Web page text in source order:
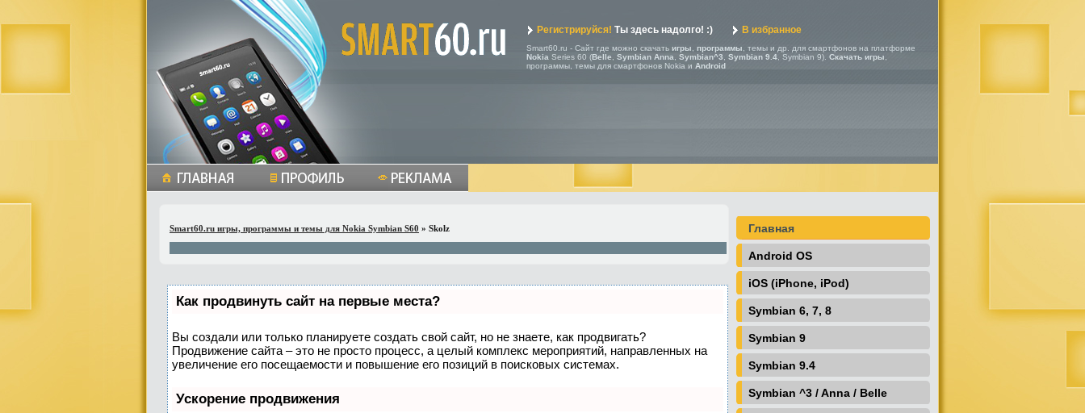
Регистрируйся! Ты здесь надолго! :) В избранное
Smart60.ru - Сайт где можно скачать игры программы , темы и др. для смартфонов на платформе
Nokia Series 60 (Belle Symbian Anna Symbian^3 Symbian 9.4 , Symbian 9). Скачать игры
программы, темы для смартфонов Nokia и Android
Smart60.ru игры, программы и темы для Nokia Symbian S60 » Skolz
Как продвинуть сайт на первые места?
Вы создали или только планируете создать свой сайт, но не знаете, как продвигать?
Продвижение сайта – это не просто процесс, а целый комплекс мероприятий, направленных на
увеличение его посещаемости и повышение его позиций в поисковых системах.
Ускорение продвижения
Главная
Android OS
iOS (iPhone, iPod)
Symbian 6, 7, 8
Symbian 9
Symbian 9.4
Symbian ^3 / Anna / Belle